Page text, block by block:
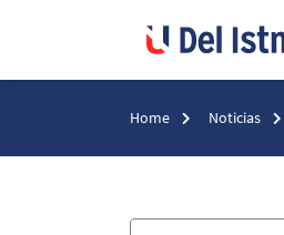
Home Noticias